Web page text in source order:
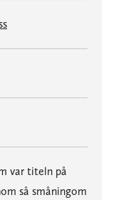
var titeln på
så småningom